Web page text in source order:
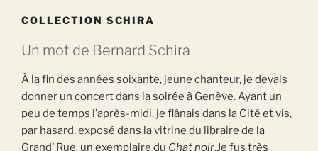
COLLECTION SCHIRA
Un mot de Bernard Schira
À la fin des années soixante, jeune chanteur, je devais
donner un concert dans la soirée à Genève. Ayant un
peu de temps l’après-midi, je flânais dans la Cité et vis,
par hasard, exposé dans la vitrine du libraire de la
Grand’ Rue, un exemplaire du Chat noir.Je fus très